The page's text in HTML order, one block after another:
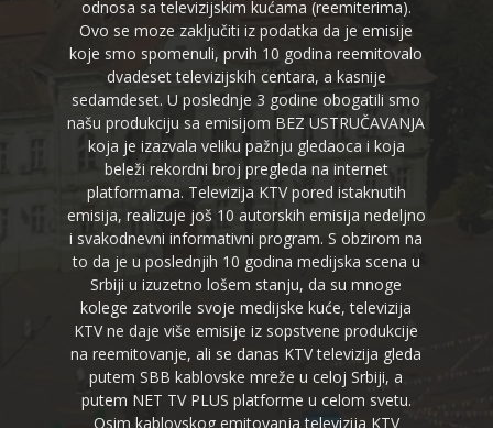
odnosa sa televizijskim kućama (reemiterima).
Ovo se moze zaključiti iz podatka da je emisije
koje smo spomenuli, prvih 10 godina reemitovalo
dvadeset televizijskih centara, a kasnije
sedamdeset. U poslednje 3 godine obogatili smo
našu produkciju sa emisijom BEZ USTRUČAVANJA
koja je izazvala veliku pažnju gledaoca i koja
beleži rekordni broj pregleda na internet
platformama. Televizija KTV pored istaknutih
emisija, realizuje još 10 autorskih emisija nedeljno
i svakodnevni informativni program. S obzirom na
to da je u poslednjih 10 godina medijska scena u
Srbiji u izuzetno lošem stanju, da su mnoge
kolege zatvorile svoje medijske kuće, televizija
KTV ne daje više emisije iz sopstvene produkcije
na reemitovanje, ali se danas KTV televizija gleda
putem SBB kablovske mreže u celoj Srbiji, a
putem NET TV PLUS platforme u celom svetu.
Osim kablovskog emitovanja televizija KTV